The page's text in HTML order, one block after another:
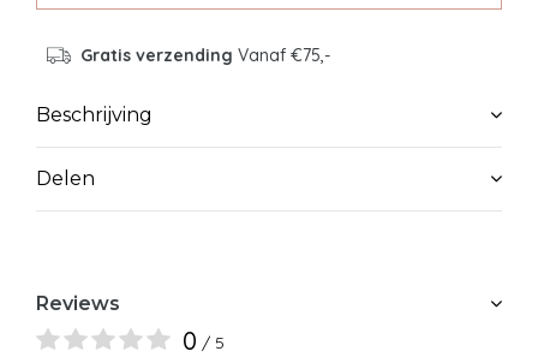
Gratis verzending Vanaf €75,-
Beschrijving
Delen
Reviews
0 / 5